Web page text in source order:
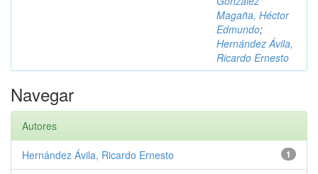
Magaña, Héctor
Edmundo;
Hernández Ávila,
Ricardo Ernesto
Navegar
Autores
1
Hernández Ávila, Ricardo Ernesto